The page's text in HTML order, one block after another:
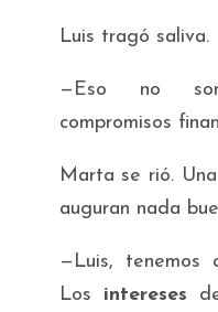
Luis tragó saliva.
—Eso no
compromisos
Marta se rió.
auguran nada
—Luis, tenemos
Los intereses